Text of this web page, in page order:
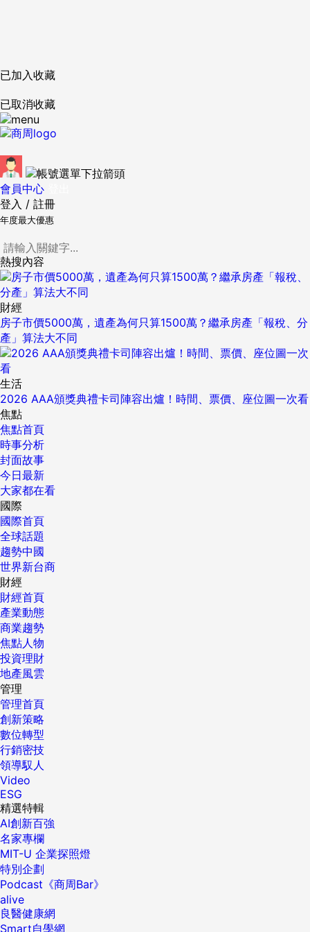
已加入收藏
已取消收藏
會員中心
登入 / 註冊
年度最大優惠
熱搜內容
財經
房子市價5000萬，遺產為何只算1500萬？繼承房產「報稅、分
產」算法大不同
生活
2026 AAA頒獎典禮卡司陣容出爐！時間、票價、座位圖一次看
焦點
焦點首頁
時事分析
封面故事
今日最新
大家都在看
國際
國際首頁
全球話題
趨勢中國
世界新台商
財經
財經首頁
產業動態
商業趨勢
焦點人物
投資理財
地產風雲
管理
管理首頁
創新策略
數位轉型
行銷密技
領導馭人
Video
ESG
精選特輯
AI創新百強
名家專欄
MIT-U 企業探照燈
特別企劃
Podcast《商周Bar》
alive
良醫健康網
Smart自學網